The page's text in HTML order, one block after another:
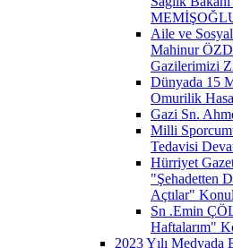
Aile ve
Mahinur
Gazilerimizi
Dünyada 15
Omurilik
Gazi Sn.
Milli
Tedavisi
Hürriyet
"Şehadetten
Açtılar"
Sn .Emin
Haftalarım"
2023 Yılı Medyada